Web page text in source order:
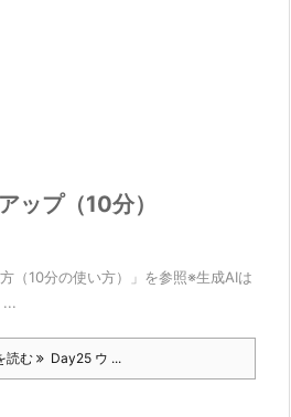
ップ（10分）
（10分の使い方）」を参照※生成AIは
読む Day25 ウ ...